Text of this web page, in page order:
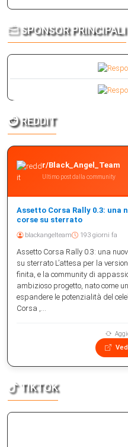
SPONSOR PRINCIPALI
REDDIT
r/Black_Angel_Team
Ultimo post dalla community
Assetto Corsa Rally 0.3: una
corse su sterrato
blackangelteam 193 giorni fa
Assetto Corsa Rally 0.3: una
su sterrato L’attesa per la
finita, e la community di
ambizioso progetto, nato come
espandere le potenzialità del
Corsa ,...
TIKTOK